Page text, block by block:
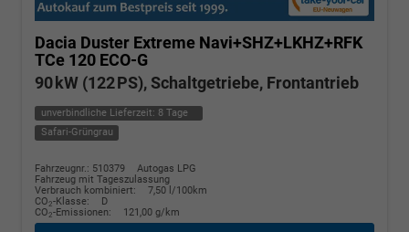
Dacia Duster Extreme Navi+SHZ+LKHZ+RFK
TCe 120 ECO-G
90 kW (122 PS), Schaltgetriebe, Frontantrieb
unverbindliche Lieferzeit: 8 Tage
Safari-Grüngrau
Fahrzeugnr.: 510379
Autogas LPG
Fahrzeug mit Tageszulassung
Verbrauch kombiniert:
7,50 l/100km
CO2-Klasse:
D
CO2-Emissionen: 121,00 g/km